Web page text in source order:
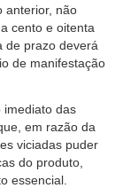
anterior, não
cento e oitenta
de prazo deverá
de manifestação
imediato das
em razão da
viciadas puder
do produto,
essencial.